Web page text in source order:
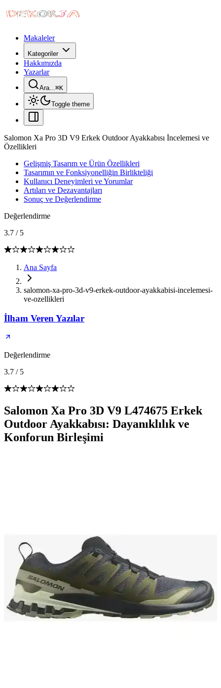
Makaleler
Kategoriler
Hakkımızda
Yazarlar
Ara...⌘K
Toggle theme
Salomon Xa Pro 3D V9 Erkek Outdoor Ayakkabısı İncelemesi ve
Özellikleri
Gelişmiş Tasarım ve Ürün Özellikleri
Tasarımın ve Fonksiyonelliğin Birlikteliği
Kullanıcı Deneyimleri ve Yorumlar
Artıları ve Dezavantajları
Sonuç ve Değerlendirme
Değerlendirme
3.7 / 5
Ana Sayfa
salomon-xa-pro-3d-v9-erkek-outdoor-ayakkabisi-incelemesi-
ve-ozellikleri
İlham Veren Yazılar
Değerlendirme
3.7 / 5
Salomon Xa Pro 3D V9 L474675 Erkek
Outdoor Ayakkabısı: Dayanıklılık ve
Konforun Birleşimi